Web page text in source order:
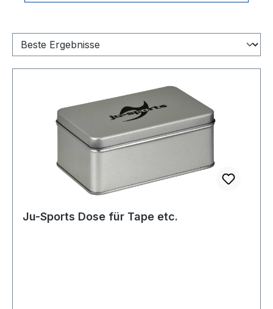
Ju-Sports Dose für Tape etc.